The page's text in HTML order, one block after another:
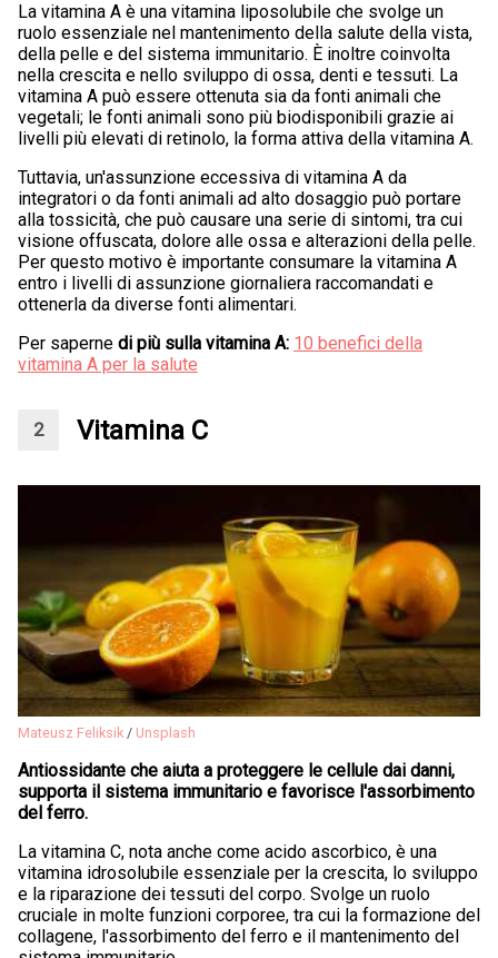
La vitamina A è una vitamina liposolubile che svolge un
ruolo essenziale nel mantenimento della salute della vista,
della pelle e del sistema immunitario. È inoltre coinvolta
nella crescita e nello sviluppo di ossa, denti e tessuti. La
vitamina A può essere ottenuta sia da fonti animali che
vegetali; le fonti animali sono più biodisponibili grazie ai
livelli più elevati di retinolo, la forma attiva della vitamina A.
Tuttavia, un'assunzione eccessiva di vitamina A da
integratori o da fonti animali ad alto dosaggio può portare
alla tossicità, che può causare una serie di sintomi, tra cui
visione offuscata, dolore alle ossa e alterazioni della pelle.
Per questo motivo è importante consumare la vitamina A
entro i livelli di assunzione giornaliera raccomandati e
ottenerla da diverse fonti alimentari.
Per saperne di più sulla vitamina A: 10 benefici della
vitamina A per la salute
Vitamina C
Mateusz Feliksik / Unsplash
Antiossidante che aiuta a proteggere le cellule dai danni,
supporta il sistema immunitario e favorisce l'assorbimento
del ferro.
La vitamina C, nota anche come acido ascorbico, è una
vitamina idrosolubile essenziale per la crescita, lo sviluppo
e la riparazione dei tessuti del corpo. Svolge un ruolo
cruciale in molte funzioni corporee, tra cui la formazione del
collagene, l'assorbimento del ferro e il mantenimento del